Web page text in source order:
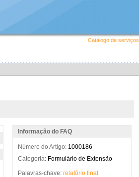
Catálogo de serviços
Informação do FAQ
Número do Artigo: 1000186
Categoria: Formulário de Extensão
Palavras-chave: relatório final